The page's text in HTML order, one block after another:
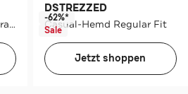
Jeans mittelblau slim straight
DSTREZZED
Casual-Hemd Regular Fit
-62%*
Sale
Jetzt shoppen